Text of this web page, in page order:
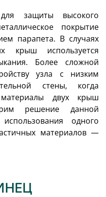
защиты высокого
покрытие
парапета. В случаях
крыш используется
Более сложной
узла с низким
стены, когда
двух крыш
решение данной
одного
материалов —